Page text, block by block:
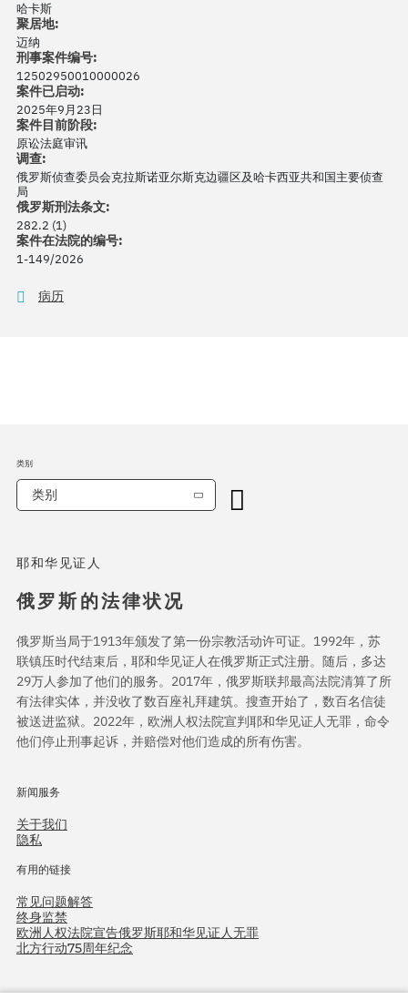
哈卡斯
聚居地:
迈纳
刑事案件编号:
12502950010000026
案件已启动:
2025年9月23日
案件目前阶段:
原讼法庭审讯
调查:
俄罗斯侦查委员会克拉斯诺亚尔斯克边疆区及哈卡西亚共和国主要侦查
局
俄罗斯刑法条文:
282.2 (1)
案件在法院的编号:
1-149/2026
病历
耶和华见证人
俄罗斯的法律状况
俄罗斯当局于1913年颁发了第一份宗教活动许可证。1992年，苏
联镇压时代结束后，耶和华见证人在俄罗斯正式注册。随后，多达
29万人参加了他们的服务。2017年，俄罗斯联邦最高法院清算了所
有法律实体，并没收了数百座礼拜建筑。搜查开始了，数百名信徒
被送进监狱。2022年，欧洲人权法院宣判耶和华见证人无罪，命令
他们停止刑事起诉，并赔偿对他们造成的所有伤害。
新闻服务
关于我们
隐私
有用的链接
常见问题解答
终身监禁
欧洲人权法院宣告俄罗斯耶和华见证人无罪
北方行动75周年纪念
类别
类别